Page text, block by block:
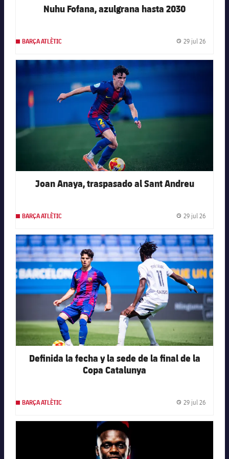
Nuhu Fofana, azulgrana hasta 2030
BARÇA ATLÈTIC Fecha
29 jul 26
FC Barcelona club badge
Joan Anaya, traspasado al Sant Andreu
BARÇA ATLÈTIC Fecha
29 jul 26
FC Barcelona club badge
Definida la fecha y la sede de la final de la
Copa Catalunya
BARÇA ATLÈTIC Fecha
29 jul 26
FC Barcelona club badge